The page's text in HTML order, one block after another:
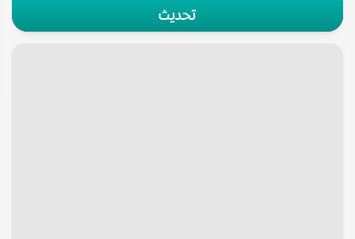
تحديث